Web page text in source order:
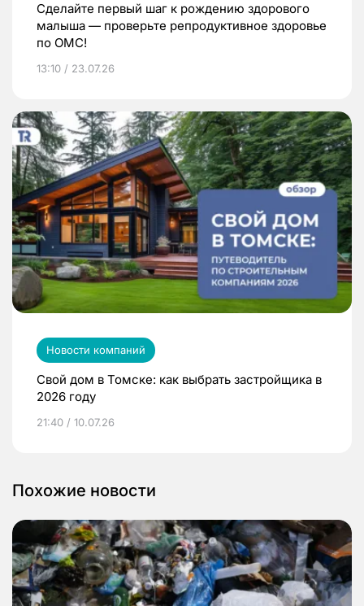
Сделайте первый шаг к рождению здорового
малыша — проверьте репродуктивное здоровье
по ОМС!
13:10 / 23.07.26
Новости компаний
Свой дом в Томске: как выбрать застройщика в
2026 году
21:40 / 10.07.26
Похожие новости